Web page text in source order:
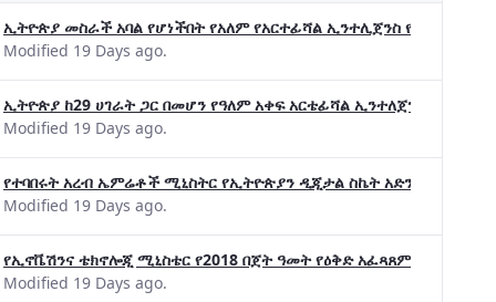
ኢትዮጵያ መስራች አባል የሆነችበት የአለም የአርተፊሻል ኢንተሊጀንስ የትብብር
Modified 19 Days ago.
ኢትዮጵያ ከ29 ሀገራት ጋር በመሆን የዓለም አቀፍ አርቴፊሻል ኢንተለጀንስ ትብብር
Modified 19 Days ago.
የተባበሩት አረብ ኤምሬቶች ሚኒስትር የኢትዮጵያን ዲጂታል ስኬት አድንቀዋል
Modified 19 Days ago.
የኢኖቬሽንና ቴክኖሎጂ ሚኒስቴር የ2018 በጀት ዓመት የዕቅድ አፈጻጸምና የቀጣይ
Modified 19 Days ago.